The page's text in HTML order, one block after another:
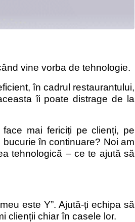
vine vorba de tehnologie.
în cadrul restaurantului,
îi poate distrage de la
mai fericiți pe clienți, pe
în continuare? Noi am
tehnologică – ce te ajută să
este Y”. Ajută-ți echipa să
clienții chiar în casele lor.